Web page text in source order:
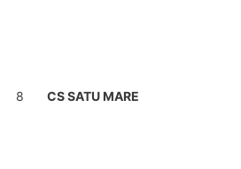
8 CS SATU MARE